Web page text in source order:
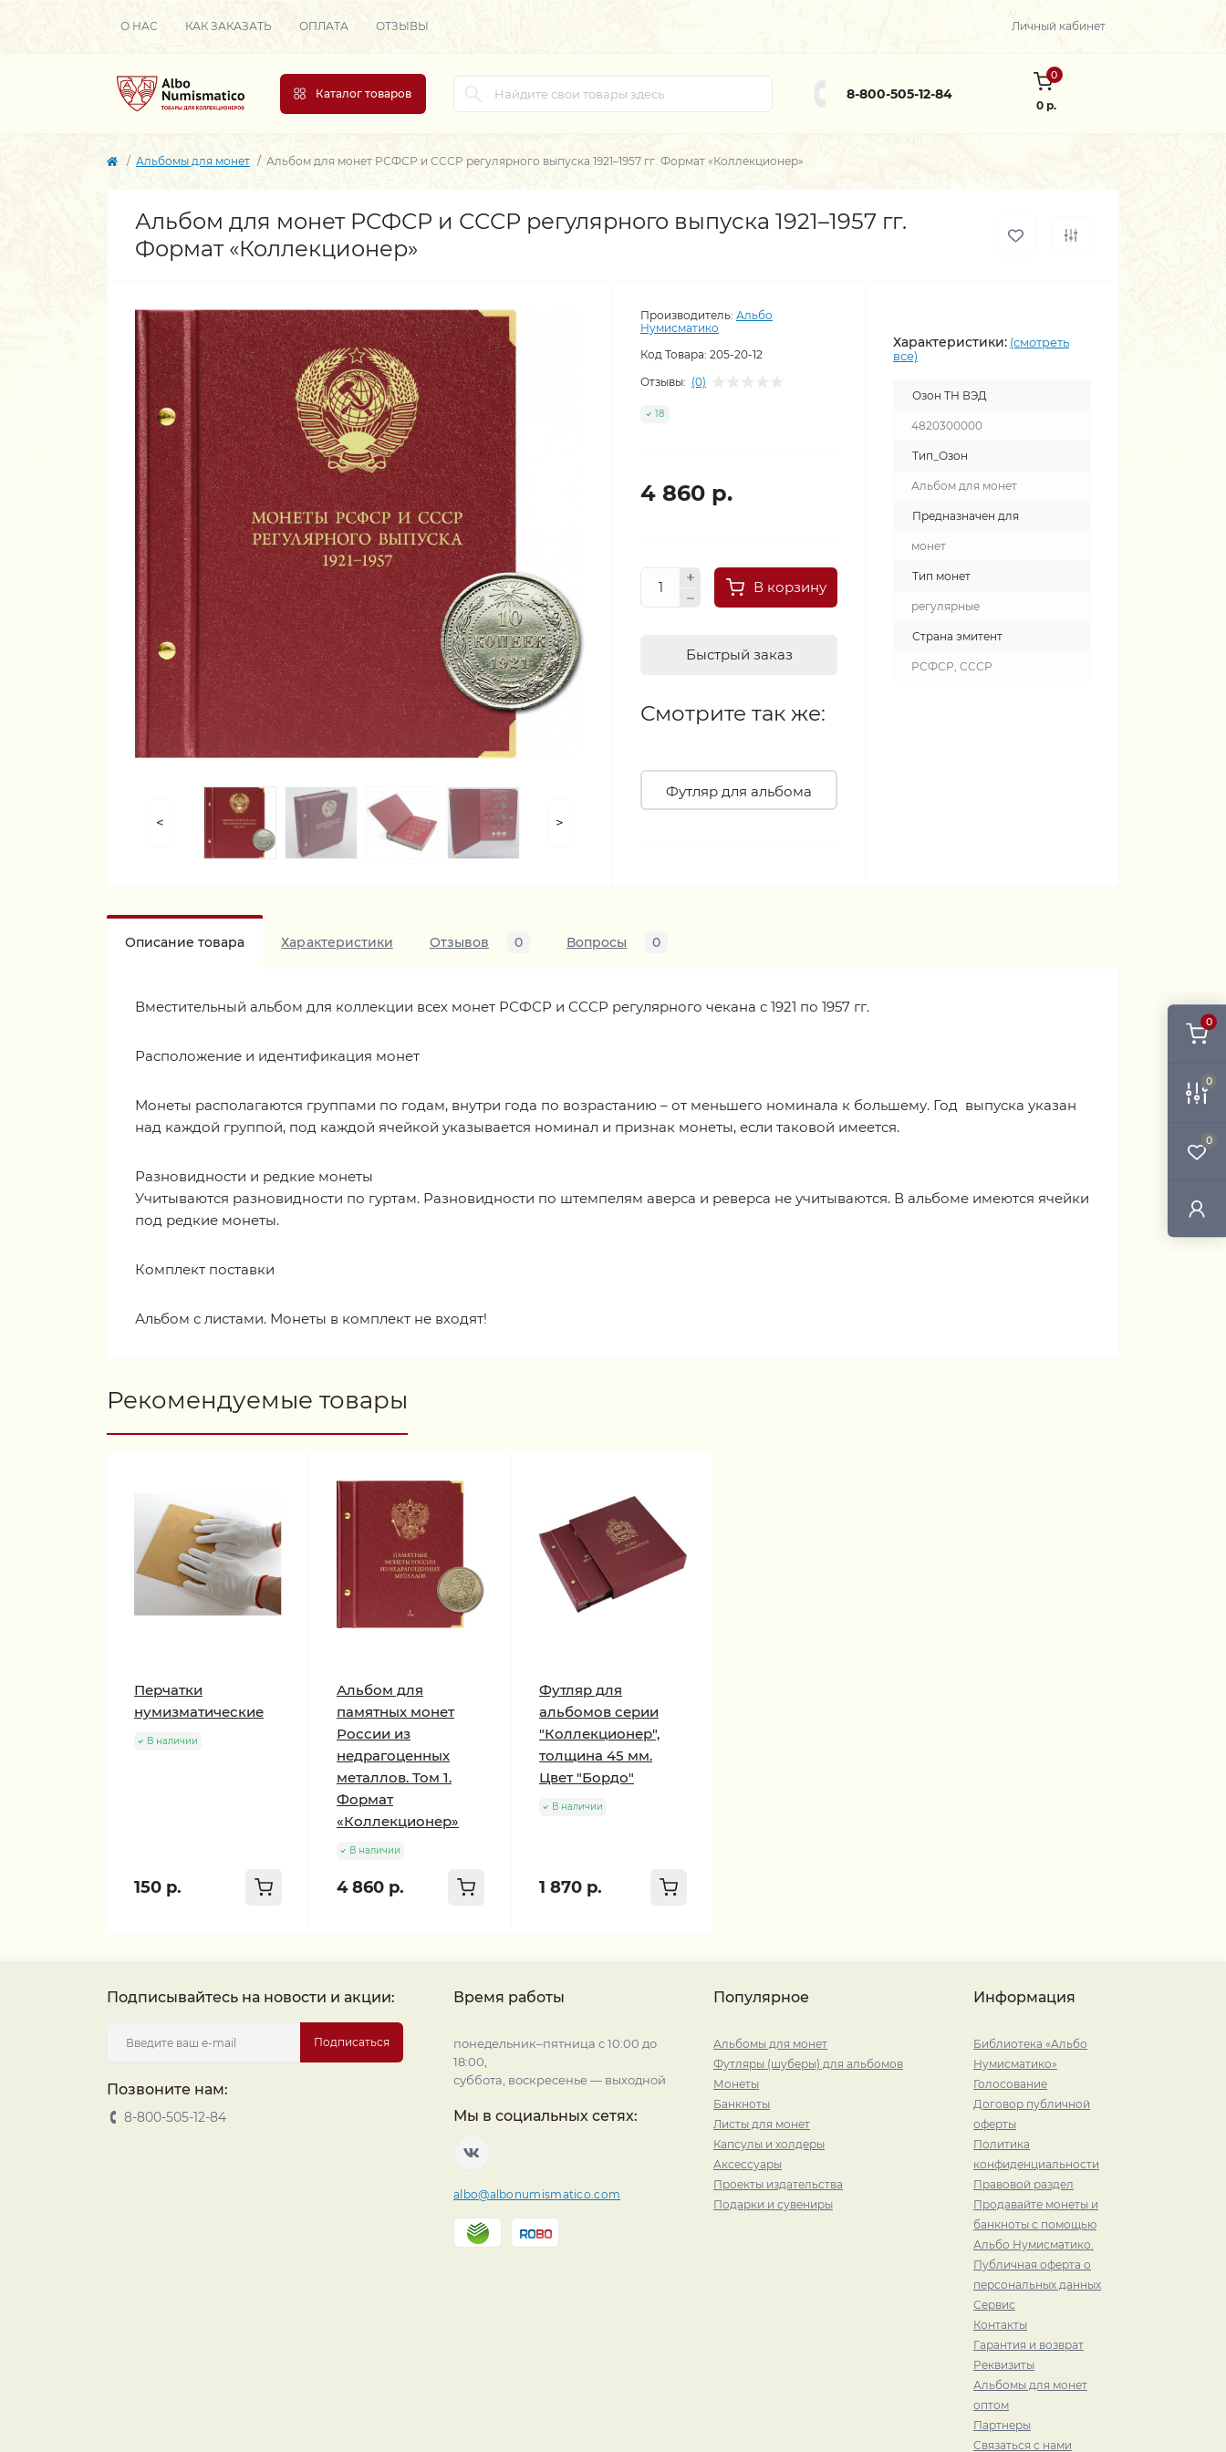
0
0
0
О НАС КАК ЗАКАЗАТЬ ОПЛАТА ОТЗЫВЫ Личный кабинет
Каталог товаров 8-800-505-12-84
0
0 р.
Альбомы для монет Альбом для монет РСФСР и СССР регулярного выпуска 1921–1957 гг. Формат «Коллекционер»
Альбом для монет РСФСР и СССР регулярного выпуска 1921–1957 гг.
Формат «Коллекционер»
< >
Производитель: Альбо
Нумисматико
Код Товара: 205-20-12
Отзывы: (0)
18
4 860 р.
В корзину
Быстрый заказ
Смотрите так же:
Футляр для альбома
Характеристики: (смотреть
все)
Озон ТН ВЭД
4820300000
Тип_Озон
Альбом для монет
Предназначен для
монет
Тип монет
регулярные
Страна эмитент
РСФСР, СССР
Описание товара Характеристики Отзывов 0 Вопросы 0
Вместительный альбом для коллекции всех монет РСФСР и СССР регулярного чекана с 1921 по 1957 гг.
Расположение и идентификация монет
Монеты располагаются группами по годам, внутри года по возрастанию – от меньшего номинала к большему. Год выпуска указан
над каждой группой, под каждой ячейкой указывается номинал и признак монеты, если таковой имеется.
Разновидности и редкие монеты
Учитываются разновидности по гуртам. Разновидности по штемпелям аверса и реверса не учитываются. В альбоме имеются ячейки
под редкие монеты.
Комплект поставки
Альбом с листами. Монеты в комплект не входят!
Рекомендуемые товары
Перчатки
нумизматические
В наличии
150 р.
Альбом для
памятных монет
России из
недрагоценных
металлов. Том 1.
Формат
«Коллекционер»
В наличии
4 860 р.
Футляр для
альбомов серии
"Коллекционер",
толщина 45 мм.
Цвет "Бордо"
В наличии
1 870 р.
Подписывайтесь на новости и акции:
Подписаться
Позвоните нам:
8-800-505-12-84
Время работы
понедельник–пятница с 10:00 до
18:00,
суббота, воскресенье — выходной
Мы в социальных сетях:
albo@albonumismatico.com
Популярное
Альбомы для монет
Футляры (шуберы) для альбомов
Монеты
Банкноты
Листы для монет
Капсулы и холдеры
Аксессуары
Проекты издательства
Подарки и сувениры
Информация
Библиотека «Альбо
Нумисматико»
Голосование
Договор публичной
оферты
Политика
конфиденциальности
Правовой раздел
Продавайте монеты и
банкноты с помощью
Альбо Нумисматико.
Публичная оферта о
персональных данных
Сервис
Контакты
Гарантия и возврат
Реквизиты
Альбомы для монет
оптом
Партнеры
Связаться с нами